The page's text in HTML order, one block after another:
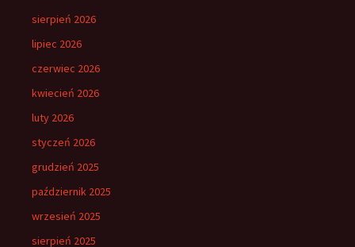
sierpień 2026
lipiec 2026
czerwiec 2026
kwiecień 2026
luty 2026
styczeń 2026
grudzień 2025
październik 2025
wrzesień 2025
sierpień 2025